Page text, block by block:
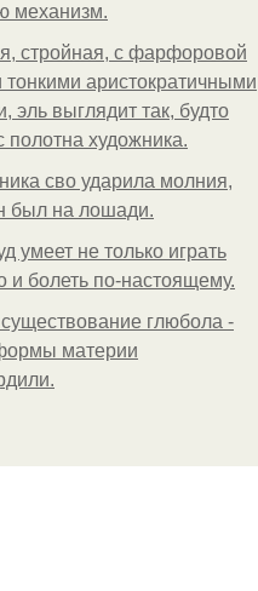
механизм.
стройная, с фарфоровой
тонкими аристократичными
эль выглядит так, будто
полотна художника.
сво ударила молния,
был на лошади.
умеет не только играть
и болеть по-настоящему.
глюбола -
материи